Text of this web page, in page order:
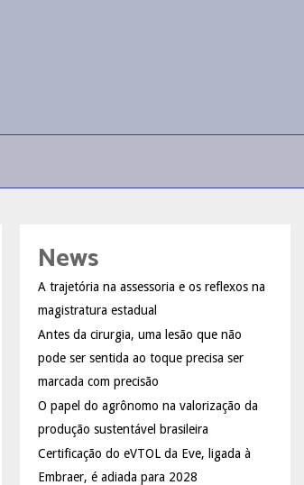
News
A trajetória na assessoria e os reflexos na
magistratura estadual
Antes da cirurgia, uma lesão que não
pode ser sentida ao toque precisa ser
marcada com precisão
O papel do agrônomo na valorização da
produção sustentável brasileira
Certificação do eVTOL da Eve, ligada à
Embraer, é adiada para 2028